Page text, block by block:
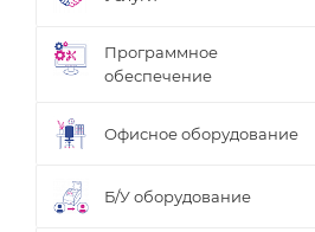
Программное
обеспечение
Офисное оборудование
Б/У оборудование